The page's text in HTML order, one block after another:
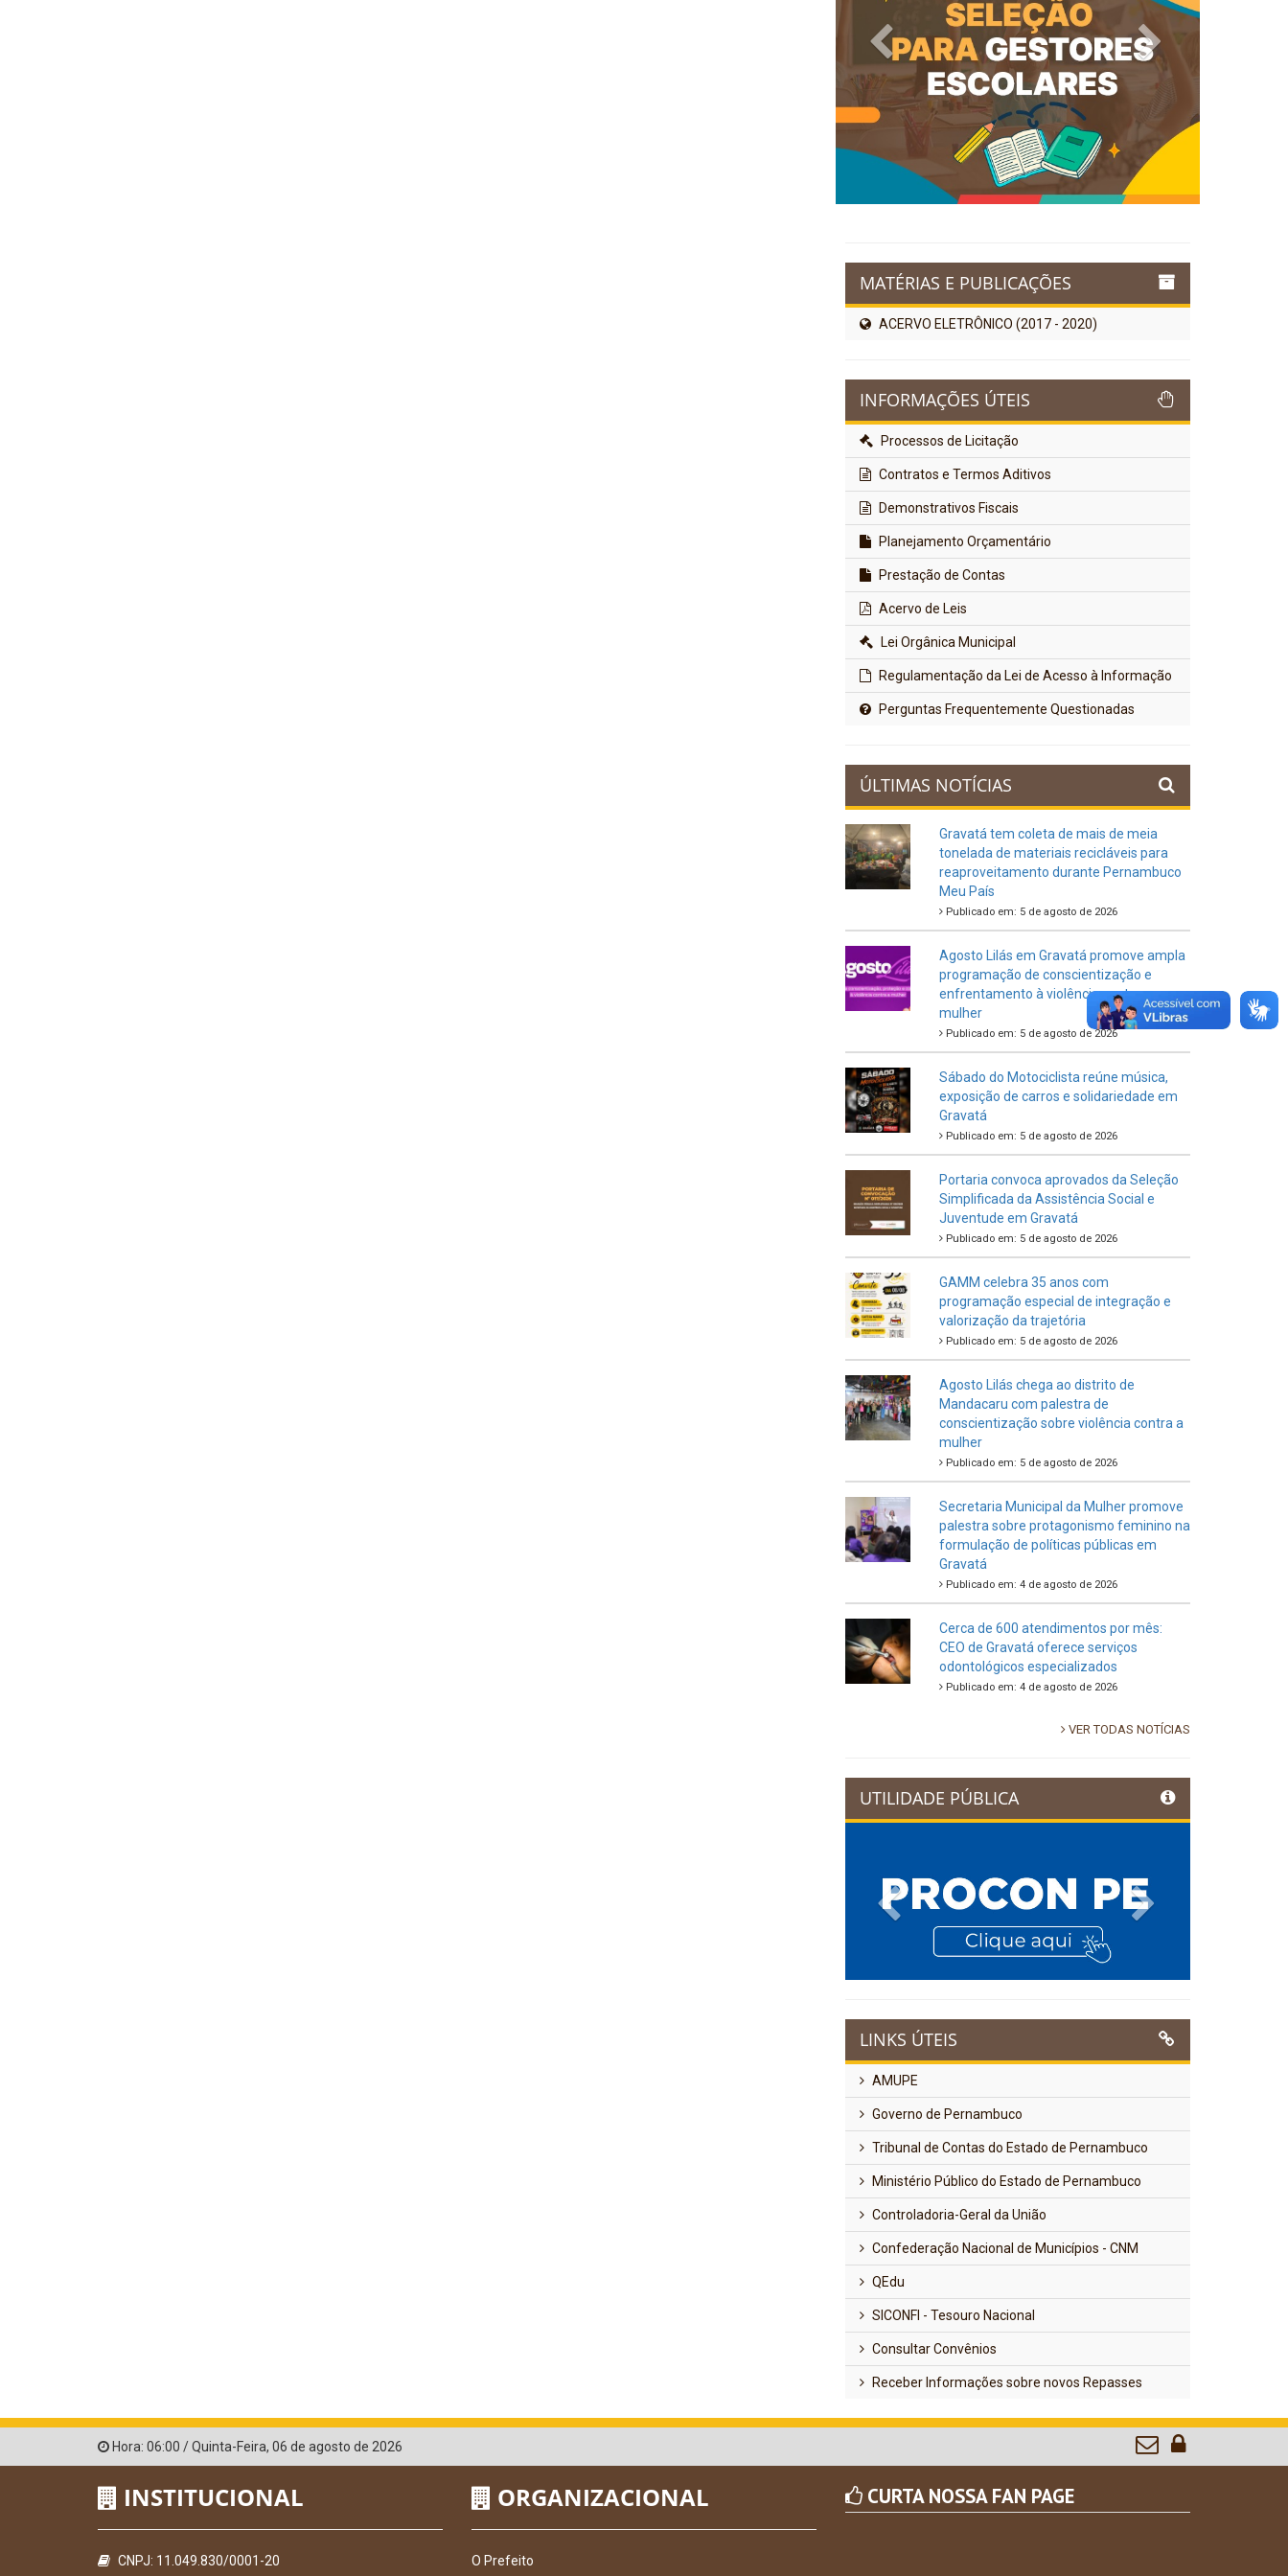
Previous Next
MATÉRIAS E PUBLICAÇÕES
ACERVO ELETRÔNICO (2017 - 2020)
INFORMAÇÕES ÚTEIS
Processos de Licitação
Contratos e Termos Aditivos
Demonstrativos Fiscais
Planejamento Orçamentário
Prestação de Contas
Acervo de Leis
Lei Orgânica Municipal
Regulamentação da Lei de Acesso à Informação
Perguntas Frequentemente Questionadas
ÚLTIMAS NOTÍCIAS
Gravatá tem coleta de mais de meia
tonelada de materiais recicláveis para
reaproveitamento durante Pernambuco
Meu País
Publicado em: 5 de agosto de 2026
Agosto Lilás em Gravatá promove ampla
programação de conscientização e
enfrentamento à violência contra a
mulher
Publicado em: 5 de agosto de 2026
Sábado do Motociclista reúne música,
exposição de carros e solidariedade em
Gravatá
Publicado em: 5 de agosto de 2026
Portaria convoca aprovados da Seleção
Simplificada da Assistência Social e
Juventude em Gravatá
Publicado em: 5 de agosto de 2026
GAMM celebra 35 anos com
programação especial de integração e
valorização da trajetória
Publicado em: 5 de agosto de 2026
Agosto Lilás chega ao distrito de
Mandacaru com palestra de
conscientização sobre violência contra a
mulher
Publicado em: 5 de agosto de 2026
Secretaria Municipal da Mulher promove
palestra sobre protagonismo feminino na
formulação de políticas públicas em
Gravatá
Publicado em: 4 de agosto de 2026
Cerca de 600 atendimentos por mês:
CEO de Gravatá oferece serviços
odontológicos especializados
Publicado em: 4 de agosto de 2026
VER TODAS NOTÍCIAS
UTILIDADE PÚBLICA
Previous
LINKS ÚTEIS
AMUPE
Governo de Pernambuco
Tribunal de Contas do Estado de Pernambuco
Ministério Público do Estado de Pernambuco
Controladoria-Geral da União
Confederação Nacional de Municípios - CNM
QEdu
SICONFI - Tesouro Nacional
Consultar Convênios
Receber Informações sobre novos Repasses
Hora: 06:00 /Quinta-Feira, 06 de agosto de 2026
INSTITUCIONAL
CNPJ: 11.049.830/0001-20
ORGANIZACIONAL
O Prefeito
CURTA NOSSA FAN PAGE